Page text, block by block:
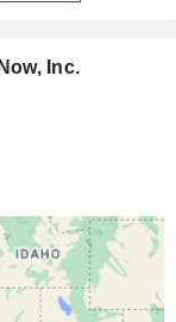
Inc.